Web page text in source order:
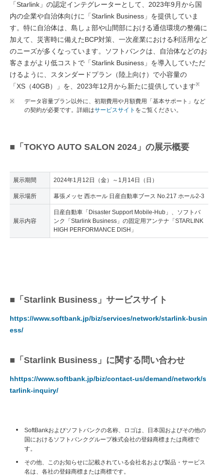
「Starlink」の認定インテグレーターとして、2023年9月から国
内の企業や自治体向けに「Starlink Business」を提供していま
す。特に自治体は、島しょ部や山間部における通信環境の整備に
加えて、災害時に備えたBCP対策、一次産業における利活用など
のニーズが多くなっています。ソフトバンクは、自治体などのお
客さまがより低コストで「Starlink Business」を導入していただ
けるように、スタンダードプラン（陸上向け）で小容量の
「XS（40GB）」を、2023年12月から新たに提供しています※
※
データ容量プラン以外に、初期費用や月額費用「基本サポート」など
の契約が必要です。詳細はサービスサイト をご覧ください。
■「TOKYO AUTO SALON 2024」の展示概要
展示期間 2024年1月12日（金）～1月14日（日）
展示場所 幕張メッセ 西ホール 日産自動車ブース No.217 ホール2-3
展示内容
日産自動車「Disaster Support Mobile-Hub」、ソフトバ
ンク「Starlink Business」の固定用アンテナ「STARLINK
HIGH PERFORMANCE DISH」
■「Starlink Business」サービスサイト
https://www.softbank.jp/biz/services/network/starlink-busin
ess/
■「Starlink Business」に関する問い合わせ
hhttps://www.softbank.jp/biz/contact-us/demand/network/s
tarlink-inquiry/
SoftBankおよびソフトバンクの名称、ロゴは、日本国およびその他の
国におけるソフトバンクグループ株式会社の登録商標または商標で
す。
その他、このお知らせに記載されている会社名および製品・サービス
名は、各社の登録商標または商標です。